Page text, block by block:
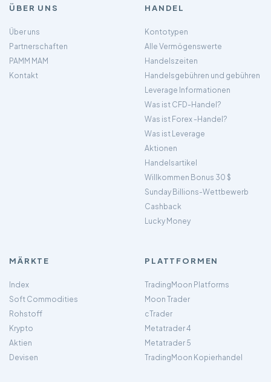
ÜBER UNS
Über uns
Partnerschaften
PAMM MAM
Kontakt
HANDEL
Kontotypen
Alle Vermögenswerte
Handelszeiten
Handelsgebühren und gebühren
Leverage Informationen
Was ist CFD-Handel?
Was ist Forex -Handel?
Was ist Leverage
Aktionen
Handelsartikel
Willkommen Bonus 30 $
Sunday Billions-Wettbewerb
Cashback
Lucky Money
MÄRKTE
Index
Soft Commodities
Rohstoff
Krypto
Aktien
Devisen
PLATTFORMEN
TradingMoon Platforms
Moon Trader
cTrader
Metatrader 4
Metatrader 5
TradingMoon Kopierhandel